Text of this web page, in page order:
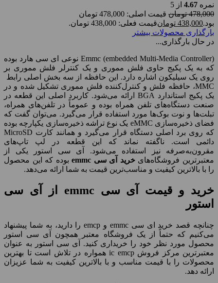
نمره 4.67 از 5
478,000 تومان
قیمت اصلی: 478,000 تومان
بود.438,000 تومانقیمت فعلی: 438,000 تومان.
بارگذاری محصولات بیشتر
در حال بارگذاری...
Emmc (embedded Multi-Media Controller) نوعی ای سی هارد بوده
که به یک پکیج حاوی فلش مموری و یک کنترلر فلش مموری بر
روی یک سیلیکون اشاره دارد. این حافظه از سه بخش اصلی رابط
MMC، حافظه فلش و کنترل‌کننده فلش مموری تشکیل شده و در
یک پکیج استاندارد BGA ارائه می‌شود. کاربرد اصلی این قطعه در
صنعت دستگاه‌های تلفن همراه بوده و عموماً در تلفن‌های همراه،
تبلت‌ها و نوت بوک‌ها مورد استفاده قرار می‌گیرد. می‌توان گفت که
فضای ذخیره‌سازی eMMC یک نوع تراشه ذخیره‌سازی یکپارچه بوده
که روی برد اصلی دستگاه قرار می‌گیرد و همانند کارت MicroSD
دائمی است. ناگفته نماند که این قطعه در لپ تاپ‌های
مقرون‌به‌صرفه نیز استفاده می‌شود. آی سی استور یکی از
معتبرترین فروشگاه‌هایخرید آی سی emmcبوده که این محصول
را با بالاترین کیفیت و مناسب‌ترین قیمت به شما ارائه می‌دهد.
خرید و قیمت آی سی emmc از آی سی
استور
چنانچه قصد خرید ای سی emmc و emcp را دارید، به شما پیشنهاد
می‌کنیم که حتماً از یک فروشگاه معتبر همچون آی سی استور
محصول مورد نظر خود را خریداری کنید. آی سی استور به عنوان
معتبرترین مرکز فروش ic emcp همواره در تلاش است تا بهترین
محصولات را با قیمت مناسب و با بالاترین کیفیت به شما عزیزان
ارائه دهد.